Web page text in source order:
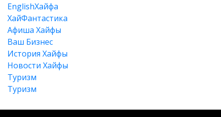
EnglishХайфа
XайФантастика
Афиша Хайфы
Ваш Бизнес
История Хайфы
Новости Хайфы
Туризм
Туризм